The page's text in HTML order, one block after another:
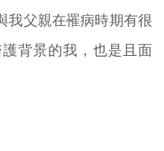
我父親在罹病時期有很
背景的我，也是且面